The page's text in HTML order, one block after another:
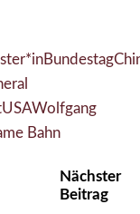
Bundestag
USAWolfgang
Bahn
Nächster
Beitrag